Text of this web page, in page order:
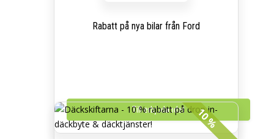
Rabatt på nya bilar från Ford
Till erbjudandet 10 %